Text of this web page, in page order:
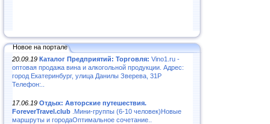
Новое на портале
20.09.19 Каталог Предприятий: Торговля: Vino1.ru -
оптовая продажа вина и алкогольной продукции. Адрес:
город Екатеринбург, улица Данилы Зверева, 31Р
Телефон:..
17.06.19 Отдых: Авторские путешествия.
ForeverTravel.club .Мини-группы (6-10 человек)Новые
маршруты и городаОптимальное сочетание..